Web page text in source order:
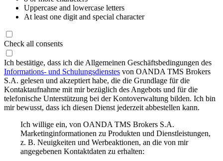
Uppercase and lowercase letters
At least one digit and special character
Check all consents
Ich bestätige, dass ich die Allgemeinen Geschäftsbedingungen des
Informations- und Schulungsdienstes von OANDA TMS Brokers
S.A. gelesen und akzeptiert habe, die die Grundlage für die
Kontaktaufnahme mit mir bezüglich des Angebots und für die
telefonische Unterstützung bei der Kontoverwaltung bilden. Ich bin
mir bewusst, dass ich diesen Dienst jederzeit abbestellen kann.
Ich willige ein, von OANDA TMS Brokers S.A.
Marketinginformationen zu Produkten und Dienstleistungen,
z. B. Neuigkeiten und Werbeaktionen, an die von mir
angegebenen Kontaktdaten zu erhalten: